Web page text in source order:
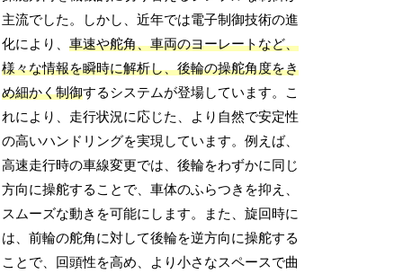
主流でした。しかし、近年では電子制御技術の進
化により、車速や舵角、車両のヨーレートなど、
様々な情報を瞬時に解析し、後輪の操舵角度をき
め細かく制御するシステムが登場しています。こ
れにより、走行状況に応じた、より自然で安定性
の高いハンドリングを実現しています。例えば、
高速走行時の車線変更では、後輪をわずかに同じ
方向に操舵することで、車体のふらつきを抑え、
スムーズな動きを可能にします。また、旋回時に
は、前輪の舵角に対して後輪を逆方向に操舵する
ことで、回頭性を高め、より小さなスペースで曲